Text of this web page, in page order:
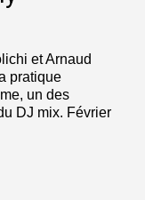
et Arnaud
pratique
un des
DJ mix. Février